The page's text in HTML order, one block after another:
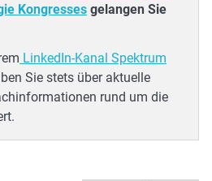
Kongresses gelangen Sie
LinkedIn-Kanal Spektrum
Sie stets über aktuelle
rund um die